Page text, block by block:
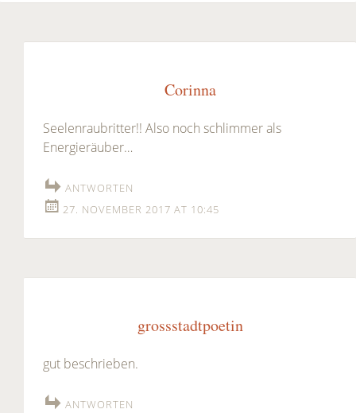
Corinna
Seelenraubritter!! Also noch schlimmer als
Energieräuber…
ANTWORTEN
27. NOVEMBER 2017 AT 10:45
grossstadtpoetin
gut beschrieben.
ANTWORTEN